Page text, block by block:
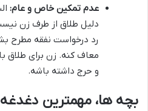
عدم تمکین خاص و عام:
دلیل طلاق از طرف زن
رد درخواست نفقه مطرح
معاف کنه. زن برای طلاق
و حرج داشته باشه.
بچه ها، مهمترین